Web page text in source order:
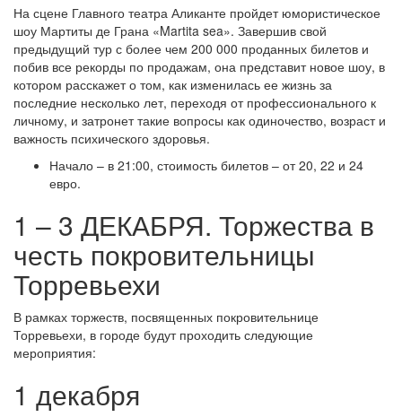
На сцене Главного театра Аликанте пройдет юмористическое
шоу Мартиты де Грана «Martita sea». Завершив свой
предыдущий тур с более чем 200 000 проданных билетов и
побив все рекорды по продажам, она представит новое шоу, в
котором расскажет о том, как изменилась ее жизнь за
последние несколько лет, переходя от профессионального к
личному, и затронет такие вопросы как одиночество, возраст и
важность психического здоровья.
Начало – в 21:00, стоимость билетов – от 20, 22 и 24
евро.
1 – 3 ДЕКАБРЯ. Торжества в
честь покровительницы
Торревьехи
В рамках торжеств, посвященных покровительнице
Торревьехи, в городе будут проходить следующие
мероприятия:
1 декабря